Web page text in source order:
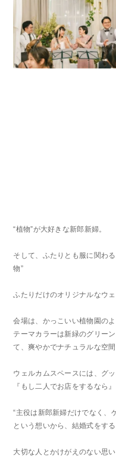
“植物”が大好きな新郎新婦。
そして、ふたりとも服に関わ
物”
ふたりだけのオリジナルなウ
会場は、かっこいい植物園のよ
テーマカラーは新緑のグリー
て、爽やかでナチュラルな空間
ウェルカムスペースには、グ
『もし二人でお店をするなら
“主役は新郎新婦だけでなく、
という想いから、結婚式をす
大切な人とかけがえのない思